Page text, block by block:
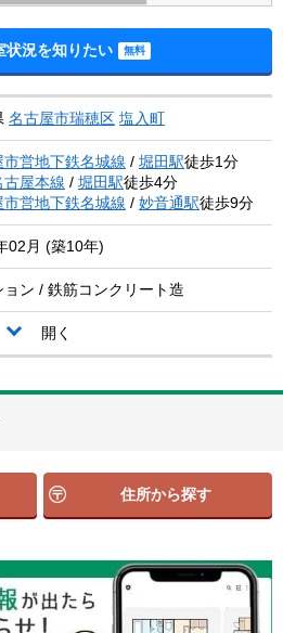
状況を知りたい
名古屋市瑞穂区 塩入町
市営地下鉄名城線 / 堀田駅徒歩1分
古屋本線 / 堀田駅徒歩4分
市営地下鉄名城線 / 妙音通駅徒歩9分
02月 (築10年)
ョン / 鉄筋コンクリート造
開く
住所から探す